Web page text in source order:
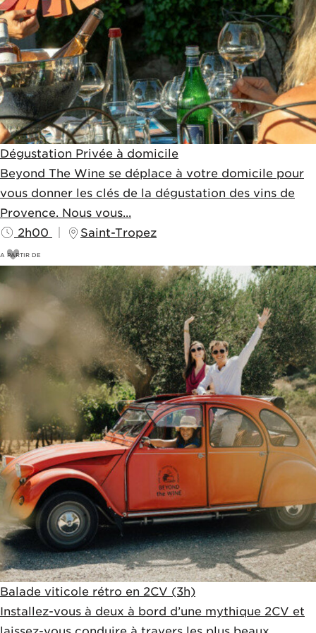
Dégustation Privée à domicile
Beyond The Wine se déplace à votre domicile pour
vous donner les clés de la dégustation des vins de
Provence. Nous vous...
2h00
Saint-Tropez
A PARTIR DE
90€
Balade viticole rétro en 2CV (3h)
Installez-vous à deux à bord d’une mythique 2CV et